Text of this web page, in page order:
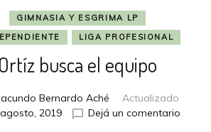
GIMNASIA Y ESGRIMA LP
LIGA PROFESIONAL
Ortíz busca el equipo
Bernardo Aché
Actualizado
2019 Dejá un comentarioen